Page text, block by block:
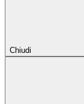
Chiudi